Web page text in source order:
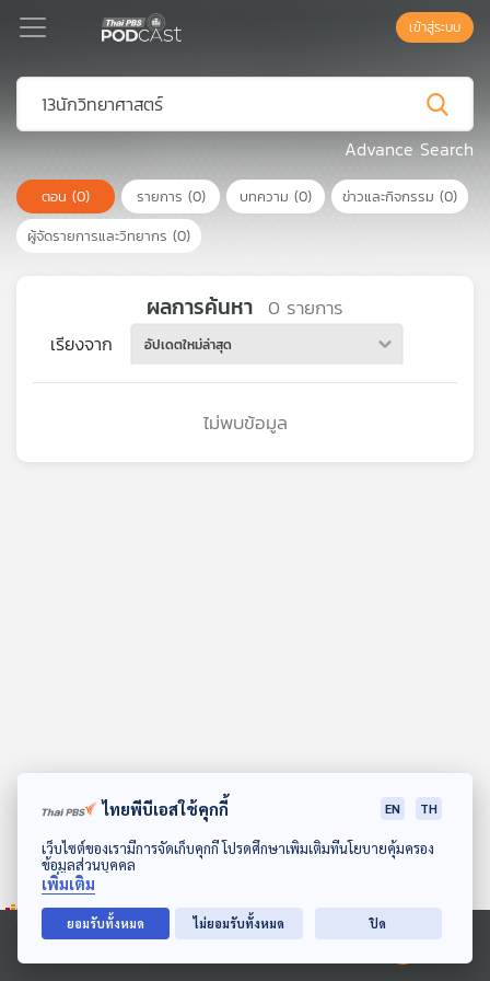
Podcast
เพล
ย์
ลิ
เพล
และ
เกี่ยว
ดาวน์โหลด Thai PBS Podcast Application
Ⓒ 2020 องค์การกระจายเสียงและแพร่ภาพสาธารณะแห่งประเทศไทย
เข้าสู่ระบบ
Advance Search
ตอน (0) รายการ (0) บทความ (0) ข่าวและกิจกรรม (0)
ผู้จัดรายการและวิทยากร (0)
ผลการค้นหา 0 รายการ
เรียงจาก อัปเดตใหม่ล่าสุด
ไม่พบข้อมูล
ไทยพีบีเอสใช้คุกกี้ EN TH
เว็บไซต์ของเรามีการจัดเก็บคุกกี้ โปรดศึกษาเพิ่มเติมที่นโยบายคุ้มครอง
ข้อมูลส่วนบุคคล
เพิ่มเติม
ยอมรับทั้งหมด ไม่ยอมรับทั้งหมด ปิด